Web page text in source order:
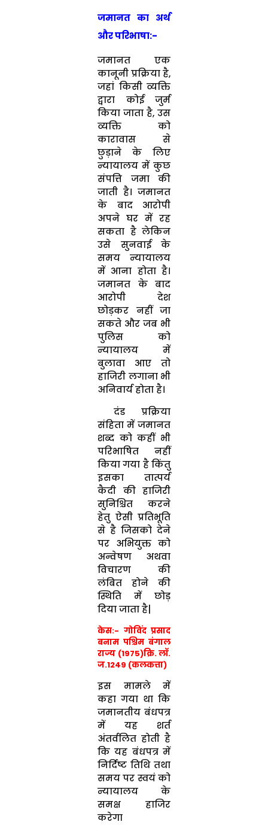
जमानत का अर्थ
और परिभाषा:-
जमानत एक
कानूनी प्रक्रिया है,
जहां किसी व्यक्ति
द्वारा कोई जुर्म
किया जाता है, उस
व्यक्ति को
कारावास से
छुड़ाने के लिए
न्यायालय में कुछ
संपत्ति जमा की
जाती है। जमानत
के बाद आरोपी
अपने घर में रह
सकता है लेकिन
उसे सुनवाई के
समय न्यायालय
में आना होता है।
जमानत के बाद
आरोपी देश
छोड़कर नहीं जा
सकते और जब भी
पुलिस को
न्यायालय में
बुलावा आए तो
हाजिरी लगाना भी
अनिवार्य होता है।
दंड प्रक्रिया
संहिता में जमानत
शब्द को कहीं भी
परिभाषित नहीं
किया गया है किंतु
इसका तात्पर्य
कैदी की हाजिरी
सुनिश्चित करने
हेतु ऐसी प्रतिभूति
से है जिसको देने
पर अभियुक्त को
अन्वेषण अथवा
विचारण की
लंबित होने की
स्थिति में छोड़
दिया जाता है|
केस:- गोविंद प्रसाद
बनाम पश्चिम बंगाल
राज्य (1975)क्रि. लॉ.
ज.1249 (कलकत्ता)
इस मामले में
कहा गया था कि
जमानतीय बंधपत्र
में यह शर्त
अंतर्वलित होती है
कि यह बंधपत्र में
निर्दिष्ट तिथि तथा
समय पर स्वयं को
न्यायालय के
समक्ष हाजिर
करेगा